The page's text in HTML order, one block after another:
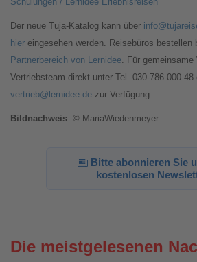
Der neue Tuja-Katalog kann über
hier eingesehen werden. Reisebüros bestellen
Partnerbereich von Lernidee. Für gemeinsame
Vertriebsteam direkt unter Tel. 030-786 000 48
vertrieb@lernidee.de zur Verfügung.
Bildnachweis: © MariaWiedenmeyer
Bitte abonnieren Sie
kostenlosen
Die meistgelesenen